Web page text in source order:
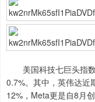
美国科技七巨头指数
0.7%。其中，英伟达近
12%，Meta更是自8月